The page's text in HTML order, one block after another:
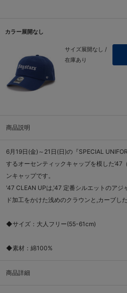
カラー展開なし
サイズ展開なし /
在庫あり
商品説明
6月19日(金)～21日(日)の『SPECIAL
するオーセンティックキャップを模した’47
ンキャップです。
'47 CLEAN UPは,'47 定番シルエットのアジ
ド加工をかけた浅めのクラウンと,カーブし
◆サイズ：大人フリー(55-61cm)
◆素材：綿100%
商品詳細